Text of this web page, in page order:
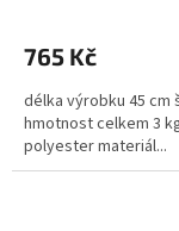
765 Kč
délka výrobku 45 cm
hmotnost celkem 3
polyester materiál...